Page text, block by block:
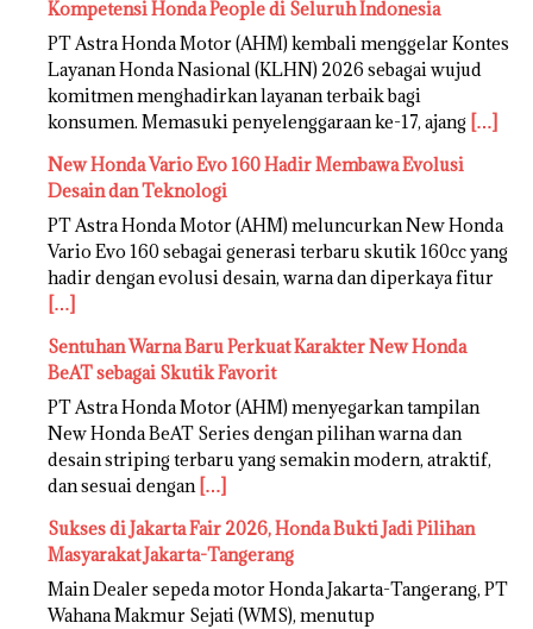
Kompetensi Honda People di Seluruh Indonesia
PT Astra Honda Motor (AHM) kembali menggelar Kontes
Layanan Honda Nasional (KLHN) 2026 sebagai wujud
komitmen menghadirkan layanan terbaik bagi
konsumen. Memasuki penyelenggaraan ke-17, ajang […]
New Honda Vario Evo 160 Hadir Membawa Evolusi
Desain dan Teknologi
PT Astra Honda Motor (AHM) meluncurkan New Honda
Vario Evo 160 sebagai generasi terbaru skutik 160cc yang
hadir dengan evolusi desain, warna dan diperkaya fitur
[…]
Sentuhan Warna Baru Perkuat Karakter New Honda
BeAT sebagai Skutik Favorit
PT Astra Honda Motor (AHM) menyegarkan tampilan
New Honda BeAT Series dengan pilihan warna dan
desain striping terbaru yang semakin modern, atraktif,
dan sesuai dengan […]
Sukses di Jakarta Fair 2026, Honda Bukti Jadi Pilihan
Masyarakat Jakarta-Tangerang
Main Dealer sepeda motor Honda Jakarta-Tangerang, PT
Wahana Makmur Sejati (WMS), menutup